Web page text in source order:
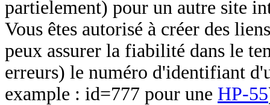
partielement) pour un autre site
Vous êtes autorisé à créer des
peux assurer la fiabilité dans le
erreurs) le numéro d'identifiant
example : id=777 pour une HP-55